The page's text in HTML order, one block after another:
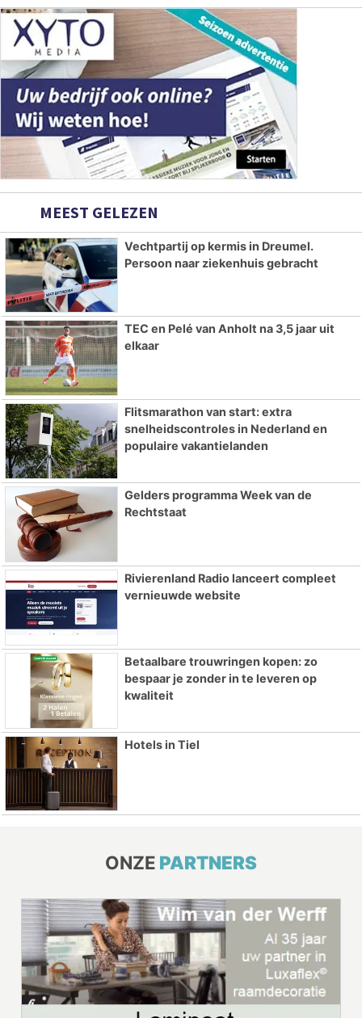
MEEST GELEZEN
Vechtpartij op kermis in Dreumel.
Persoon naar ziekenhuis gebracht
TEC en Pelé van Anholt na 3,5 jaar uit
elkaar
Flitsmarathon van start: extra
snelheidscontroles in Nederland en
populaire vakantielanden
Gelders programma Week van de
Rechtstaat
Rivierenland Radio lanceert compleet
vernieuwde website
Betaalbare trouwringen kopen: zo
bespaar je zonder in te leveren op
kwaliteit
Hotels in Tiel
ONZE PARTNERS